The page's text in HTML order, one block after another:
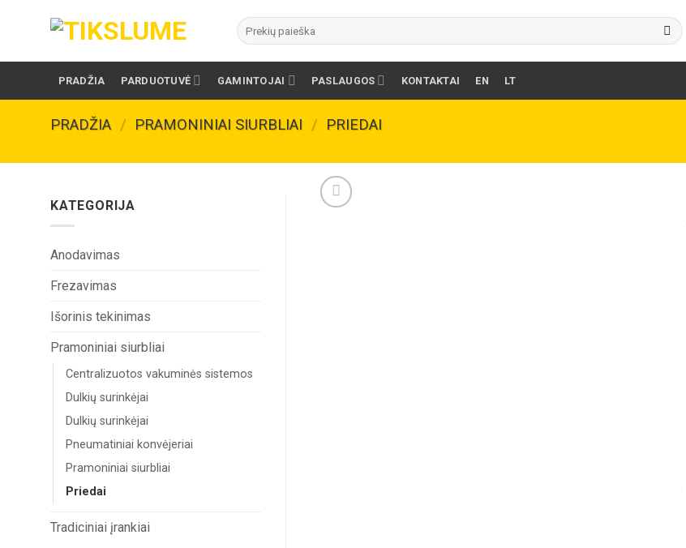
Ieškoti:
PRADŽIA PARDUOTUVĖ GAMINTOJAI PASLAUGOS KONTAKTAI EN LT
PRADŽIA / PRAMONINIAI SIURBLIAI / PRIEDAI
KATEGORIJA
Anodavimas
Frezavimas
Išorinis tekinimas
Pramoniniai siurbliai
Centralizuotos vakuminės sistemos
Dulkių surinkėjai
Dulkių surinkėjai
Pneumatiniai konvėjeriai
Pramoniniai siurbliai
Priedai
Tradiciniai įrankiai